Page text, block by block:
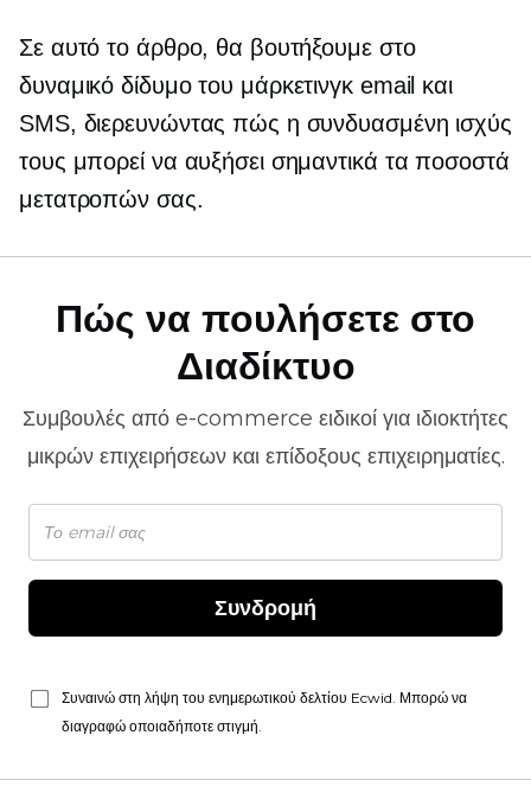
Σε αυτό το άρθρο, θα βουτήξουμε στο
δυναμικό δίδυμο του μάρκετινγκ email και
SMS, διερευνώντας πώς η συνδυασμένη ισχύς
τους μπορεί να αυξήσει σημαντικά τα ποσοστά
μετατροπών σας.
Πώς να πουλήσετε στο
Διαδίκτυο
Συμβουλές από e-commerce ειδικοί για ιδιοκτήτες
μικρών επιχειρήσεων και επίδοξους επιχειρηματίες.
Συνδρομή
Συναινώ στη λήψη του ενημερωτικού δελτίου Ecwid. Μπορώ να
διαγραφώ οποιαδήποτε στιγμή.